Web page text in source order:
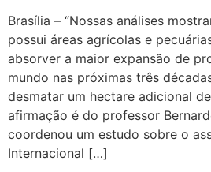
Brasília – “Nossas análises
possui áreas agrícolas e
absorver a maior expansão de
mundo nas próximas três
desmatar um hectare adicional
afirmação é do professor
coordenou um estudo sobre o
Internacional […]